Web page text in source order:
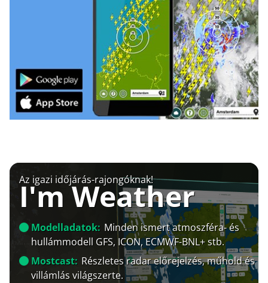
Az igazi időjárás-rajongóknak!
I'm Weather
Modelladatok: Minden ismert atmoszféra- és
hullámmodell GFS, ICON, ECMWF-BNL+ stb.
Mostcast: Részletes radar előrejelzés, műhold és
villámlás világszerte.